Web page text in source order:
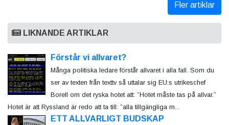
Fler artiklar
LIKNANDE ARTIKLAR
Förstår vi allvaret?
Många politiska ledare förstår allvaret i alla fall. Som du
ser av texten från texttv så uttalar sig EU:s utrikeschef
Borell om det ryska hotet att: ”Hotet måste tas på allvar.”
Hotet är att Ryssland är redo att ta till: ”alla tillgängliga m...
ETT ALLVARLIGT BUDSKAP